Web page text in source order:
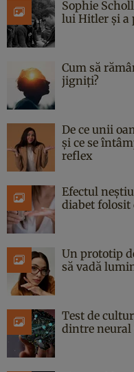
Sophie
lui Hitler și a
Cum să
jigniți?
De ce unii
și ce se
reflex
Efectul
diabet folosit
Un prototip
să vadă
Test de
dintre neural